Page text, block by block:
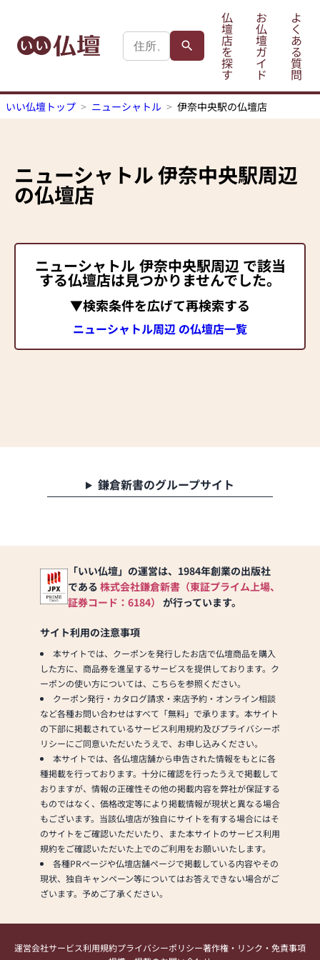
仏
壇
店
を
探
す
お
仏
壇
ガ
イ
ド
よ
く
あ
る
質
問
いい仏壇トップ ニューシャトル 伊奈中央駅の仏壇店
ニューシャトル伊奈中央駅周辺
の仏壇店
ニューシャトル 伊奈中央駅周辺 で該当
する仏壇店は見つかりませんでした。
▼検索条件を広げて再検索する
ニューシャトル周辺 の仏壇店一覧
鎌倉新書のグループサイト
「いい仏壇」の運営は、1984年創業の出版社
である 株式会社鎌倉新書（東証プライム上場、
証券コード：6184） が行っています。
サイト利用の注意事項
本サイトでは、クーポンを発行したお店で仏壇商品を購入
した方に、商品券を進呈するサービスを提供しております。ク
ーポンの使い方については、こちらを参照ください。
クーポン発行・カタログ請求・来店予約・オンライン相談
など各種お問い合わせはすべて「無料」で承ります。本サイト
の下部に掲載されているサービス利用規約及びプライバシーポ
リシーにご同意いただいたうえで、お申し込みください。
本サイトでは、各仏壇店舗から申告された情報をもとに各
種掲載を行っております。十分に確認を行ったうえで掲載して
おりますが、情報の正確性その他の掲載内容を弊社が保証する
ものではなく、価格改定等により掲載情報が現状と異なる場合
もございます。当該仏壇店が独自にサイトを有する場合にはそ
のサイトをご確認いただいたり、また本サイトのサービス利用
規約をご確認いただいた上でのご利用をお願いいたします。
各種PRページや仏壇店舗ページで掲載している内容やその
現状、独自キャンペーン等についてはお答えできない場合がご
ざいます。予めご了承ください。
運営会社サービス利用規約プライバシーポリシー著作権・リンク・免責事項